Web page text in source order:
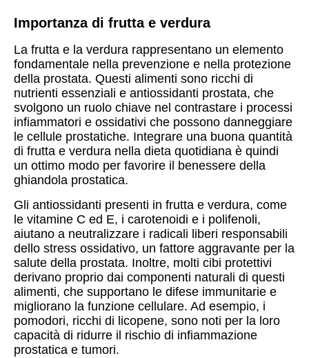
Importanza di frutta e verdura
La frutta e la verdura rappresentano un elemento
fondamentale nella prevenzione e nella protezione
della prostata. Questi alimenti sono ricchi di
nutrienti essenziali e antiossidanti prostata, che
svolgono un ruolo chiave nel contrastare i processi
infiammatori e ossidativi che possono danneggiare
le cellule prostatiche. Integrare una buona quantità
di frutta e verdura nella dieta quotidiana è quindi
un ottimo modo per favorire il benessere della
ghiandola prostatica.
Gli antiossidanti presenti in frutta e verdura, come
le vitamine C ed E, i carotenoidi e i polifenoli,
aiutano a neutralizzare i radicali liberi responsabili
dello stress ossidativo, un fattore aggravante per la
salute della prostata. Inoltre, molti cibi protettivi
derivano proprio dai componenti naturali di questi
alimenti, che supportano le difese immunitarie e
migliorano la funzione cellulare. Ad esempio, i
pomodori, ricchi di licopene, sono noti per la loro
capacità di ridurre il rischio di infiammazione
prostatica e tumori.